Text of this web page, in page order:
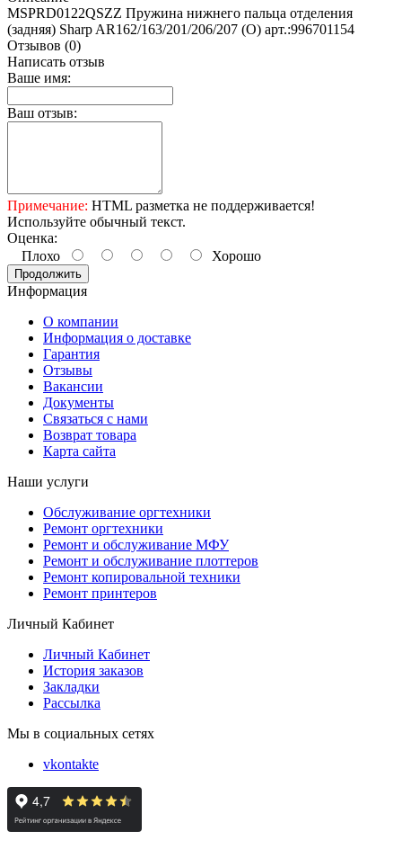
MSPRD0122QSZZ Пружина нижнего пальца отделения
(задняя) Sharp AR162/163/201/206/207 (O) арт.:996701154
Отзывов (0)
Написать отзыв
Ваше имя:
Ваш отзыв:
Примечание: HTML разметка не поддерживается!
Используйте обычный текст.
Оценка:
Плохо
Хорошо
Продолжить
Информация
О компании
Информация о доставке
Гарантия
Отзывы
Вакансии
Документы
Связаться с нами
Возврат товара
Карта сайта
Наши услуги
Обслуживание оргтехники
Ремонт оргтехники
Ремонт и обслуживание МФУ
Ремонт и обслуживание плоттеров
Ремонт копировальной техники
Ремонт принтеров
Личный Кабинет
Личный Кабинет
История заказов
Закладки
Рассылка
Мы в социальных сетях
vkontakte